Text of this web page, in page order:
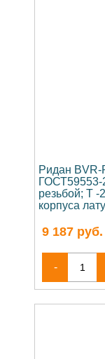
Ридан
ГОСТ59553-
резьбой; Т -
корпуса
9 187 руб.
-